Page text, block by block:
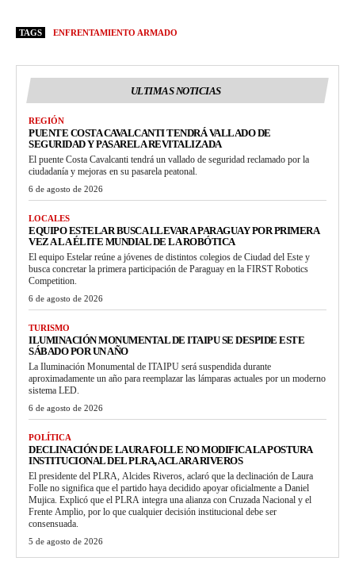
TAGS ENFRENTAMIENTO ARMADO
ULTIMAS NOTICIAS
REGIÓN
PUENTE COSTA CAVALCANTI TENDRÁ VALLADO DE
SEGURIDAD Y PASARELA REVITALIZADA
El puente Costa Cavalcanti tendrá un vallado de seguridad reclamado por la
ciudadanía y mejoras en su pasarela peatonal.
6 de agosto de 2026
LOCALES
EQUIPO ESTELAR BUSCA LLEVAR A PARAGUAY POR PRIMERA
VEZ A LA ÉLITE MUNDIAL DE LA ROBÓTICA
El equipo Estelar reúne a jóvenes de distintos colegios de Ciudad del Este y
busca concretar la primera participación de Paraguay en la FIRST Robotics
Competition.
6 de agosto de 2026
TURISMO
ILUMINACIÓN MONUMENTAL DE ITAIPU SE DESPIDE ESTE
SÁBADO POR UN AÑO
La Iluminación Monumental de ITAIPU será suspendida durante
aproximadamente un año para reemplazar las lámparas actuales por un moderno
sistema LED.
6 de agosto de 2026
POLÍTICA
DECLINACIÓN DE LAURA FOLLE NO MODIFICA LA POSTURA
INSTITUCIONAL DEL PLRA, ACLARA RIVEROS
El presidente del PLRA, Alcides Riveros, aclaró que la declinación de Laura
Folle no significa que el partido haya decidido apoyar oficialmente a Daniel
Mujica. Explicó que el PLRA integra una alianza con Cruzada Nacional y el
Frente Amplio, por lo que cualquier decisión institucional debe ser
consensuada.
5 de agosto de 2026